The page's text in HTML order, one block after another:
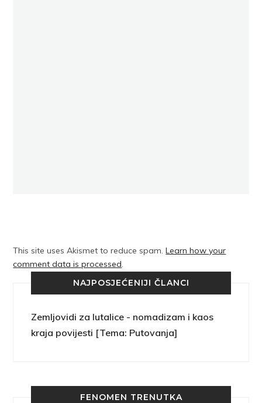
This site uses Akismet to reduce spam.Learn how your
comment data is processed
NAJPOSJEĆENIJI ČLANCI
Zemljovidi za lutalice - nomadizam i kaos
kraja povijesti [Tema: Putovanja]
FENOMEN TRENUTKA